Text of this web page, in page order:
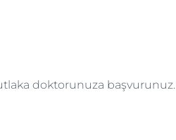
doktorunuza başvurunuz.